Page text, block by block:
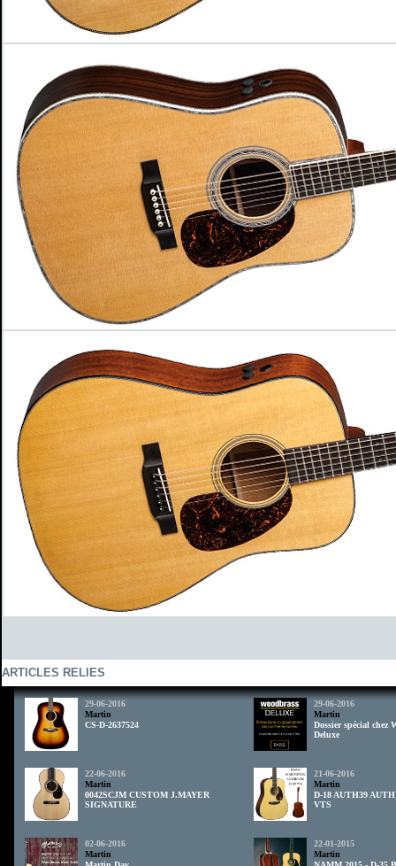
ARTICLES RELIES
29-06-2016
Martin
CS-D-2637524
29-06-2016
Martin
Dossier spécial chez
Deluxe
22-06-2016
Martin
0042SCJM CUSTOM J.MAYER
SIGNATURE
21-06-2016
Martin
D-18 AUTH39
VTS
02-06-2016
Martin
22-01-2015
Martin